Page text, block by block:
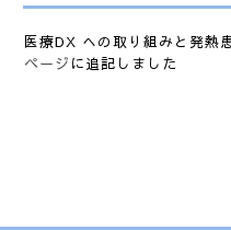
医療DX への取り組みと発熱
ページ に追記しました